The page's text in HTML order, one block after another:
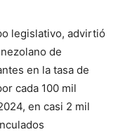
legislativo, advirtió
de
en la tasa de
cada 100 mil
en casi 2 mil